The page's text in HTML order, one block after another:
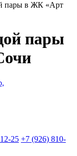
пары в ЖК «Арт
пары
25 +7 (926) 810-